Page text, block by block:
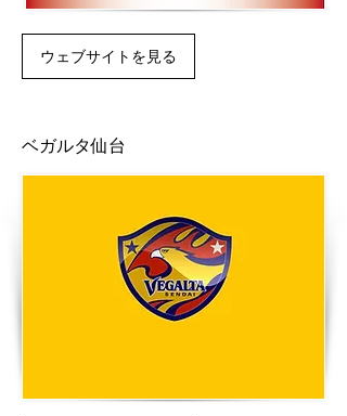
ウェブサイトを見る
ベガルタ仙台